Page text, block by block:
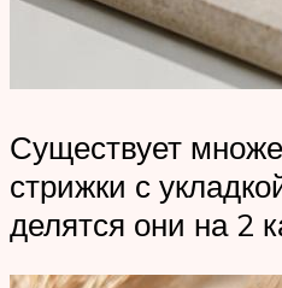
Существует
стрижки с
делятся они на 2